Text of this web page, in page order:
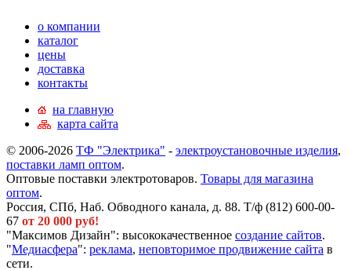
о компании
каталог
цены
доставка
контакты
на главную
карта сайта
© 2006-2026 ТФ "Электрика" - электроустановочные изделия,
поставки ламп оптом.
Оптовые поставки электротоваров. Товары для магазина
оптом.
Россия, СПб, Наб. Обводного канала, д. 88. Т/ф (812) 600-00-
67 от 20 000 руб!
"Максимов Дизайн": высококачественное создание сайтов.
"Медиасфера": реклама, неповторимое продвижение сайта в
сети.